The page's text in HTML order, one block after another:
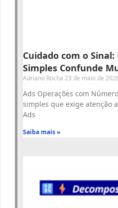
Cuidado com o Sinal:
Simples Confunde
Adriano Rocha 23 de maio de
Ads Operações com
simples que exige atenção
Ads
Saiba mais »